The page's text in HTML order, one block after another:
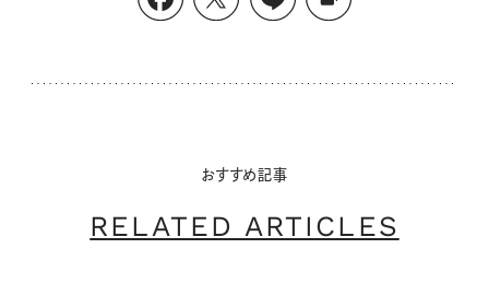
おすすめ記事
RELATED ARTICLES